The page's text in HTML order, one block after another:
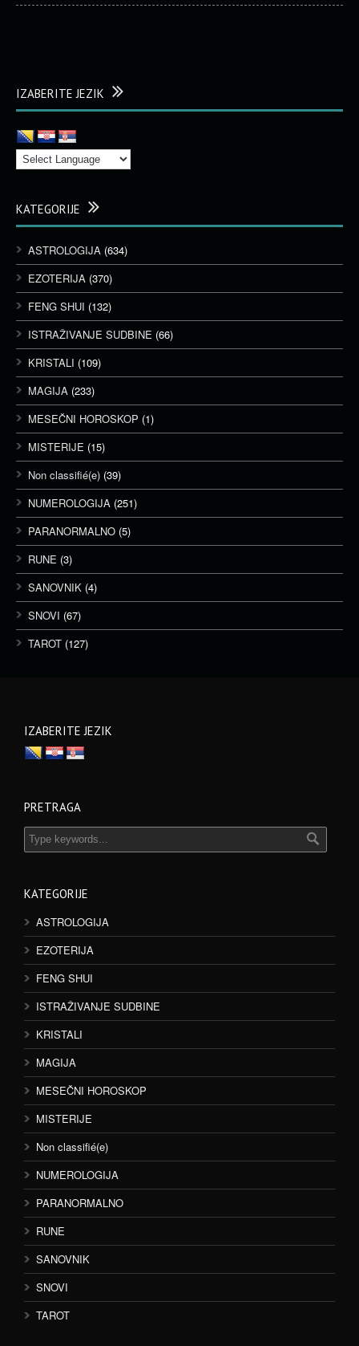
IZABERITE JEZIK
KATEGORIJE
ASTROLOGIJA (634)
EZOTERIJA (370)
FENG SHUI (132)
ISTRAŽIVANJE SUDBINE (66)
KRISTALI (109)
MAGIJA (233)
MESEČNI HOROSKOP (1)
MISTERIJE (15)
Non classifié(e) (39)
NUMEROLOGIJA (251)
PARANORMALNO (5)
RUNE (3)
SANOVNIK (4)
SNOVI (67)
TAROT (127)
IZABERITE JEZIK
PRETRAGA
KATEGORIJE
ASTROLOGIJA
EZOTERIJA
FENG SHUI
ISTRAŽIVANJE SUDBINE
KRISTALI
MAGIJA
MESEČNI HOROSKOP
MISTERIJE
Non classifié(e)
NUMEROLOGIJA
PARANORMALNO
RUNE
SANOVNIK
SNOVI
TAROT